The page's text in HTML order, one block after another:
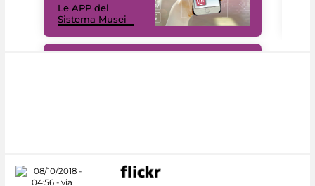
Le APP del
Sistema Musei